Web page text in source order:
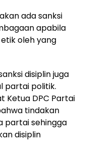
ada sanksi
apabila
oleh yang
disiplin juga
partai politik.
Ketua DPC Partai
tindakan
partai sehingga
disiplin